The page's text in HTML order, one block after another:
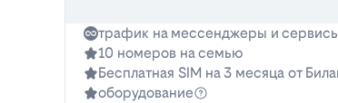
трафик на мессенджеры и
10 номеров на семью
Бесплатная SIM на 3 месяца от
оборудование